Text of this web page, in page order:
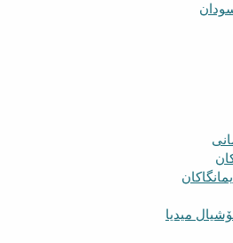
میدیا